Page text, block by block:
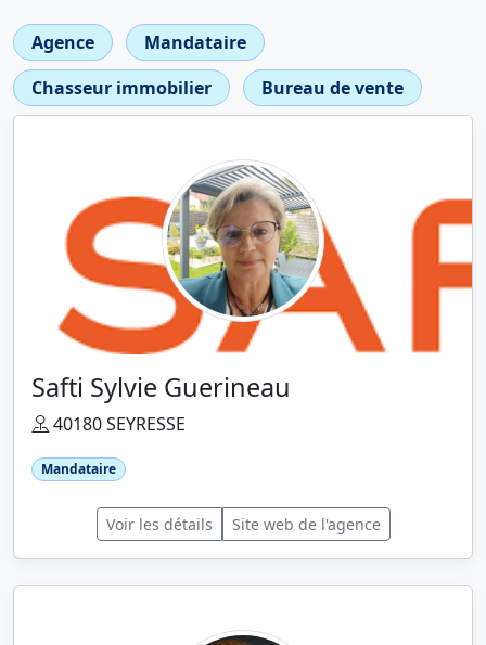
Agence
Mandataire
Chasseur immobilier
Bureau de vente
Safti Sylvie Guerineau
40180 SEYRESSE
Mandataire
Voir les détails Site web de l'agence